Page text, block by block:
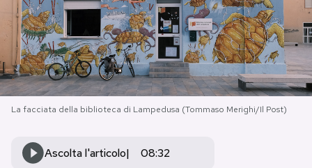
NEWSLETTER
I MIEI PREFERITI
SHOP
CALENDARIO
La facciata della biblioteca di Lampedusa (Tommaso Merighi/Il Post)
Ascolta l'articolo 08:32